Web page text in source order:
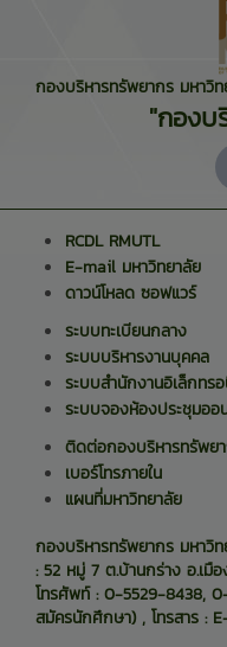
กองบริหารทรัพยากร มหาวิ
"กองบ
RCDL RMUTL
E-mail มหาวิทยาลัย
ดาวน์โหลด ซอฟแวร์
ระบบทะเบียนกลาง
ระบบบริหารงานบุคคล
ระบบสำนักงานอิเล็กทร
ระบบจองห้องประชุมออ
ติดต่อกองบริหารทรัพย
เบอร์โทรภายใน
แผนที่มหาวิทยาลัย
กองบริหารทรัพยากร มหาวิ
: 52 หมู่ 7 ต.บ้านกร่าง อ.เ
โทรศัพท์ : 0-5529-8438,
สมัครนักศึกษา) , โทรสาร :